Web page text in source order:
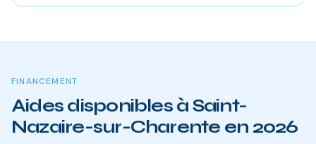
FINANCEMENT
Aides disponibles à Saint-
Nazaire-sur-Charente en 2026